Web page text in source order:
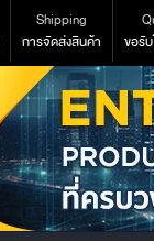
Shipping
การจัดส่งสินค้า
ขอรั